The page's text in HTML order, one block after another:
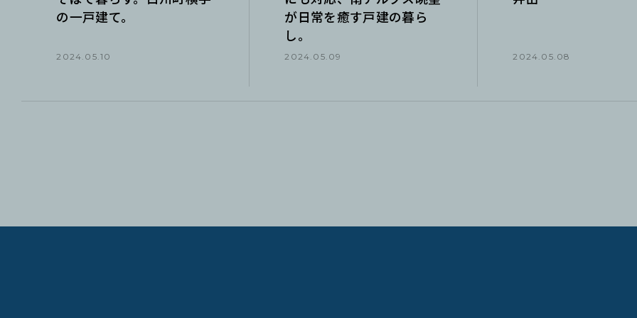
の一戸建て。
2024.05.10
が日常を癒す戸建の暮ら
し。
2024.05.09 2024.05.08